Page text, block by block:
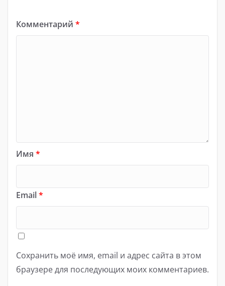
Комментарий *
Имя *
Email*
Сохранить моё имя, email и адрес сайта в этом
браузере для последующих моих комментариев.